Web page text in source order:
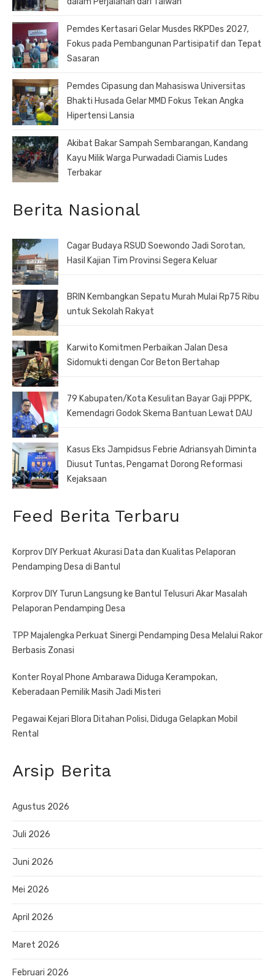
Pemdes Kertasari Gelar Musdes RKPDes 2027,
Fokus pada Pembangunan Partisipatif dan Tepat
Sasaran
Pemdes Cipasung dan Mahasiswa Universitas
Bhakti Husada Gelar MMD Fokus Tekan Angka
Hipertensi Lansia
Akibat Bakar Sampah Sembarangan, Kandang
Kayu Milik Warga Purwadadi Ciamis Ludes
Terbakar
Berita Nasional
Cagar Budaya RSUD Soewondo Jadi Sorotan,
Hasil Kajian Tim Provinsi Segera Keluar
BRIN Kembangkan Sepatu Murah Mulai Rp75 Ribu
untuk Sekolah Rakyat
Karwito Komitmen Perbaikan Jalan Desa
Sidomukti dengan Cor Beton Bertahap
79 Kabupaten/Kota Kesulitan Bayar Gaji PPPK,
Kemendagri Godok Skema Bantuan Lewat DAU
Kasus Eks Jampidsus Febrie Adriansyah Diminta
Diusut Tuntas, Pengamat Dorong Reformasi
Kejaksaan
Feed Berita Terbaru
Korprov DIY Perkuat Akurasi Data dan Kualitas Pelaporan
Pendamping Desa di Bantul
Korprov DIY Turun Langsung ke Bantul Telusuri Akar Masalah
Pelaporan Pendamping Desa
TPP Majalengka Perkuat Sinergi Pendamping Desa Melalui Rakor
Berbasis Zonasi
Konter Royal Phone Ambarawa Diduga Kerampokan,
Keberadaan Pemilik Masih Jadi Misteri
Pegawai Kejari Blora Ditahan Polisi, Diduga Gelapkan Mobil
Rental
Arsip Berita
Agustus 2026
Juli 2026
Juni 2026
Mei 2026
April 2026
Maret 2026
Februari 2026